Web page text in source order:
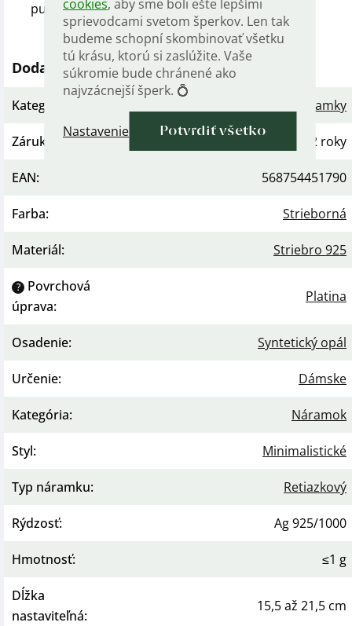
cookies, aby sme boli ešte lepšími
sprievodcami svetom šperkov. Len tak
budeme schopní skombinovať všetku
tú krásu, ktorú si zaslúžite. Vaše
súkromie bude chránené ako
najvzácnejší šperk. 💍
Nastavenie Potvrdiť všetko
puncovou značkou rýdzosti.
Dodatočné parametre
Kategória Dámske strieborné náramky
Záruka 2 roky
EAN: 568754451790
Farba: Strieborná
Materiál: Striebro 925
?
Povrchová
úprava:
Platina
Osadenie: Syntetický opál
Určenie: Dámske
Kategória: Náramok
Styl: Minimalistické
Typ náramku: Retiazkový
Rýdzosť: Ag 925/1000
Hmotnosť: ≤1 g
Dĺžka
nastaviteľná:
15,5 až 21,5 cm